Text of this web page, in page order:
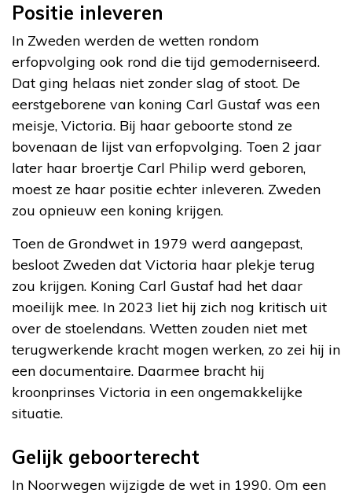
Positie inleveren
In Zweden werden de wetten rondom
erfopvolging ook rond die tijd gemoderniseerd.
Dat ging helaas niet zonder slag of stoot. De
eerstgeborene van koning Carl Gustaf was een
meisje, Victoria. Bij haar geboorte stond ze
bovenaan de lijst van erfopvolging. Toen 2 jaar
later haar broertje Carl Philip werd geboren,
moest ze haar positie echter inleveren. Zweden
zou opnieuw een koning krijgen.
Toen de Grondwet in 1979 werd aangepast,
besloot Zweden dat Victoria haar plekje terug
zou krijgen. Koning Carl Gustaf had het daar
moeilijk mee. In 2023 liet hij zich nog kritisch uit
over de stoelendans. Wetten zouden niet met
terugwerkende kracht mogen werken, zo zei hij in
een documentaire. Daarmee bracht hij
kroonprinses Victoria in een ongemakkelijke
situatie.
Gelijk geboorterecht
In Noorwegen wijzigde de wet in 1990. Om een